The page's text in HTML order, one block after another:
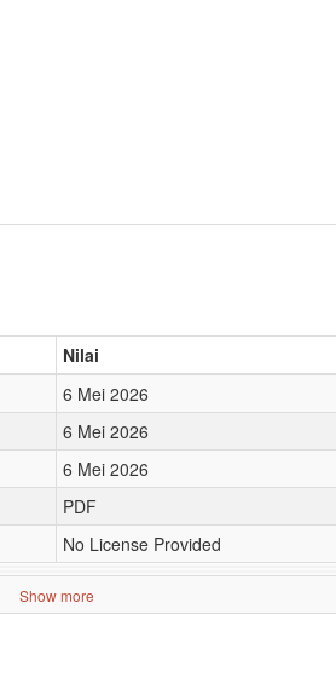
Nilai
6 Mei 2026
6 Mei 2026
6 Mei 2026
PDF
No License Provided
Show more